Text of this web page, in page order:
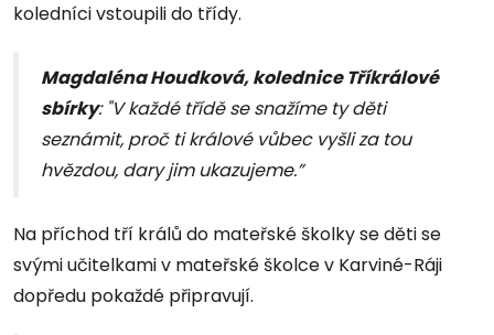
koledníci vstoupili do třídy.
Magdaléna Houdková, kolednice Tříkrálové
sbírky: "V každé třídě se snažíme ty děti
seznámit, proč ti králové vůbec vyšli za tou
hvězdou, dary jim ukazujeme.”
Na příchod tří králů do mateřské školky se děti se
svými učitelkami v mateřské školce v Karviné-Ráji
dopředu pokaždé připravují.